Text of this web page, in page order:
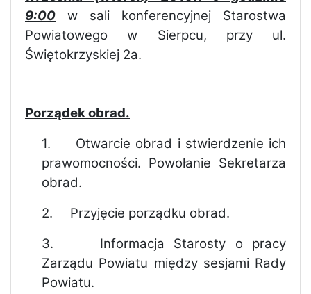
9:00 w sali konferencyjnej Starostwa
Powiatowego w Sierpcu, przy ul.
Świętokrzyskiej 2a.
Porządek obrad.
1. Otwarcie obrad i stwierdzenie ich
prawomocności. Powołanie Sekretarza
obrad.
2. Przyjęcie porządku obrad.
3. Informacja Starosty o pracy
Zarządu Powiatu między sesjami Rady
Powiatu.